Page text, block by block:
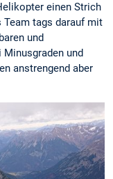
einen Strich
Team tags darauf mit
und
und
anstrengend aber